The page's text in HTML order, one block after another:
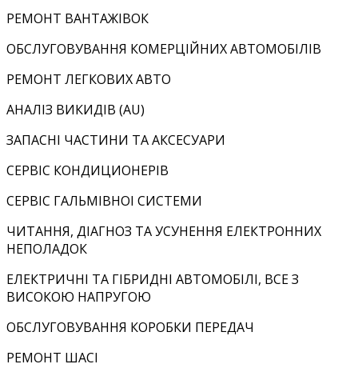
РЕМОНТ ВАНТАЖІВОК
ОБСЛУГОВУВАННЯ КОМЕРЦІЙНИХ АВТОМОБІЛІВ
РЕМОНТ ЛЕГКОВИХ АВТО
АНАЛІЗ ВИКИДІВ (АU)
ЗАПАСНІ ЧАСТИНИ ТА АКСЕСУАРИ
СЕРВІС КОНДИЦИОНЕРІВ
СЕРВІС ГАЛЬМІВНОІ СИСТЕМИ
ЧИТАННЯ, ДІАГНОЗ ТА УСУНЕННЯ ЕЛЕКТРОННИХ
НЕПОЛАДОК
ЕЛЕКТРИЧНІ ТА ГІБРИДНІ АВТОМОБІЛІ, ВСЕ З
ВИСОКОЮ НАПРУГОЮ
ОБСЛУГОВУВАННЯ КОРОБКИ ПЕРЕДАЧ
РЕМОНТ ШАСІ